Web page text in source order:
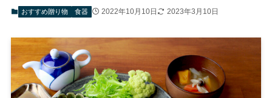
おすすめ贈り物 食器 2022年10月10日 2023年3月10日